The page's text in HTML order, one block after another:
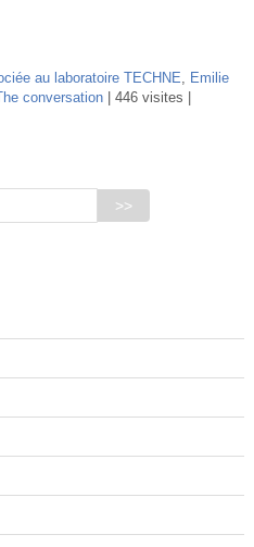
au laboratoire TECHNE
Emilie
conversation
446 visites